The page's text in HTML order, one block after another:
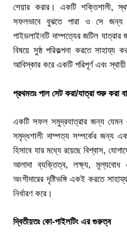
শেয়ার করার। একটি শক্তিশালী,
সফলভাবে বুঝতে পারা ও সে
গাইডলাইনটি দাম্পত্যের জটিল যাত্রার
বিষয়ে সুষ্ঠ পরিকল্পনা করতে
আবিস্কার করে একটি পরিপূর্ণ এবং
প্রথমতঃ পাল সেট করা/যাত্রা শুরু করা
একটি সফল সমুদ্রযাত্রার জন্য যেমন
সমৃদ্ধশালী দাম্পত্য সম্পর্কের জন্য
হিসাবে যার মধ্যে রয়েছে বিশ্বাস,
আলাদা ব্যক্তিত্ব, লক্ষ্য, মূল্যবোধ
অংশীদারের দৃষ্টিভঙ্গি একই করতে
নির্ধারণ করে।
দ্বিতীয়তঃ কো-পাইলটিং এর গুরুত্ব